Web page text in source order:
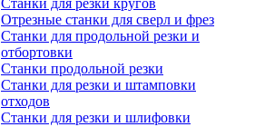
Станки для резки кругов
Отрезные станки для сверл и фрез
Станки для продольной резки и
отбортовки
Станки продольной резки
Станки для резки и штамповки
отходов
Станки для резки и шлифовки